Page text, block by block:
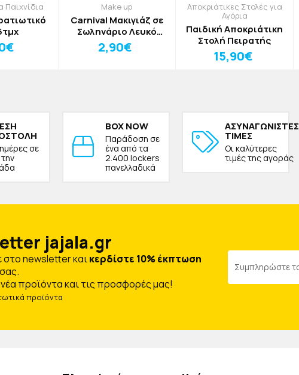
Παιχνίδια Make up
Carnival Μακιγιάζ σε
Σωληνάριο Λευκό
28,3ml
2,90€
Αποκριάτικες Στολές για
Αγόρια
Παιδική Αποκριάτικη
Στολή Πειρατής
15,90€
σε
BOX NOW
Παράδοση σε
ένα από τα
2.400 lockers
πανελλαδικά
ΑΣΥΝΑΓΩΝΙΣΤΕΣ
ΤΙΜΕΣ
Οι καλύτερες
τιμές της αγοράς
jajala.gr
στο newsletter καικερδίστε 10% έκπτωση
προϊόντα και τις προσφορές μας!
προϊόντα